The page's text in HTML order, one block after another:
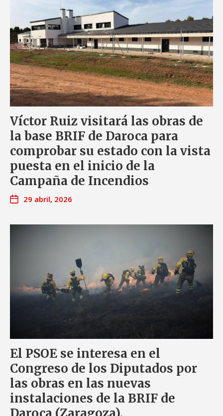
Víctor Ruiz visitará las obras de
la base BRIF de Daroca para
comprobar su estado con la vista
puesta en el inicio de la
Campaña de Incendios
29 abril, 2026
El PSOE se interesa en el
Congreso de los Diputados por
las obras en las nuevas
instalaciones de la BRIF de